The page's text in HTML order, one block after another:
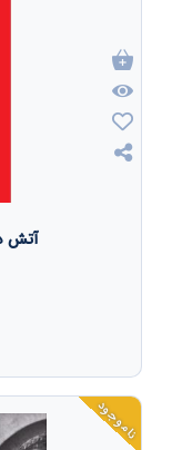
آتش
ناموجود